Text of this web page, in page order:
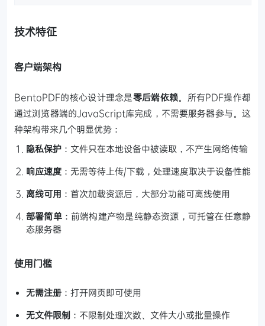
技术特征
客户端架构
BentoPDF的核心设计理念是零后端依赖 。所有PDF操作都
通过浏览器端的JavaScript库完成，不需要服务器参与。这
种架构带来几个明显优势：
隐私保护 ：文件只在本地设备中被读取，不产生网络传输
响应速度 ：无需等待上传/下载，处理速度取决于设备性能
离线可用 ：首次加载资源后，大部分功能可离线使用
部署简单：前端构建产物是纯静态资源，可托管在任意静
态服务器
使用门槛
无需注册 ：打开网页即可使用
无文件限制 ：不限制处理次数、文件大小或批量操作